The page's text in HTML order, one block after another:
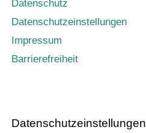
Datenschutz
Datenschutzeinstellungen
Impressum
Barrierefreiheit
Daten­schutz­ein­stel­lun­gen